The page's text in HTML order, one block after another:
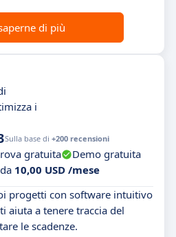
di più
i
Sulla base di +200 recensioni
gratuita
Demo gratuita
10,00 USD /mese
progetti con software intuitivo
aiuta a tenere traccia del
le scadenze.